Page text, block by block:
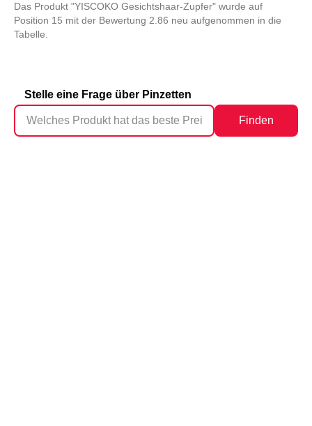
Das Produkt "YISCOKO Gesichtshaar-Zupfer" wurde auf
Position 15 mit der Bewertung 2.86 neu aufgenommen in die
Tabelle.
Stelle eine Frage über Pinzetten
Finden